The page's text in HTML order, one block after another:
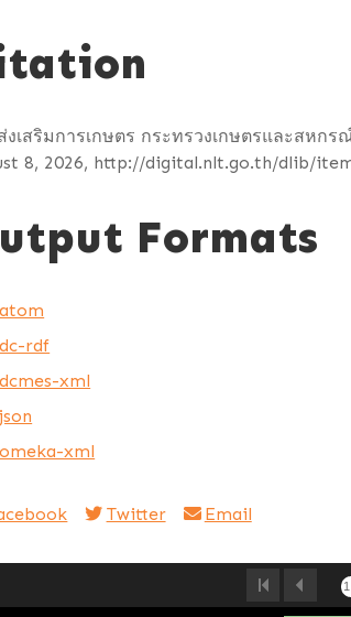
งเสริมการเกษตร กระทรวงเกษตรและสหกร
8, 2026, http://digital.nlt.go.th/dlib/
Formats
atom
dc-rdf
dcmes-xml
json
omeka-xml
Twitter Email